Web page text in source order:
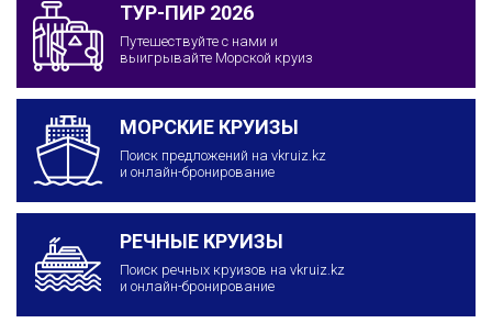
ТУР-ПИР 2026
Путешествуйте с нами и
выигрывайте Морской круиз
МОРСКИЕ КРУИЗЫ
Поиск предложений на vkruiz.kz
и онлайн-бронирование
РЕЧНЫЕ КРУИЗЫ
Поиск речных круизов на vkruiz.kz
и онлайн-бронирование